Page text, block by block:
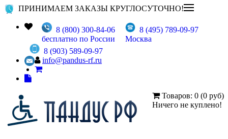
ПРИНИМАЕМ ЗАКАЗЫ КРУГЛОСУТОЧНО!
8 (800) 300-84-06
бесплатно по России
8 (495) 789-09-97
Москва
8 (903) 589-09-97
info@pandus-rf.ru
Товаров: 0 (0 руб)
Ничего не куплено!